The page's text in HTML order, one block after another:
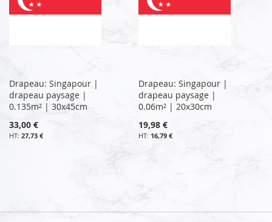
Drapeau: Singapour |
drapeau paysage |
0.135m² | 30x45cm
33,00 €
27,73 €
Drapeau: Singapour |
drapeau paysage |
0.06m² | 20x30cm
19,98 €
16,79 €